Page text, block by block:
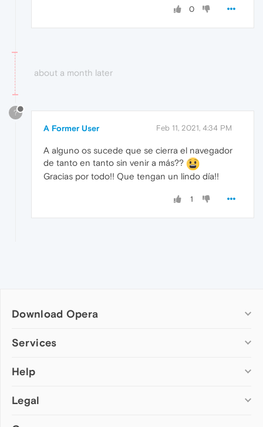
0
about a month later
?
A Former User Feb 11, 2021, 4:34 PM
A alguno os sucede que se cierra el navegador
de tanto en tanto sin venir a más??
Gracias por todo!! Que tengan un lindo día!!
1
Download Opera
Computer browsers
Opera for Mac
Opera beta version
Services
Add-ons
Wallpapers
Help
Help & support
Legal